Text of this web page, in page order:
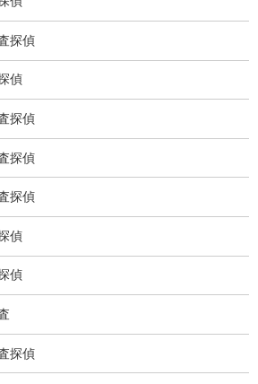
目安
オレンスDV調査
探偵
偵
探偵
探偵
探偵
偵
偵
探偵